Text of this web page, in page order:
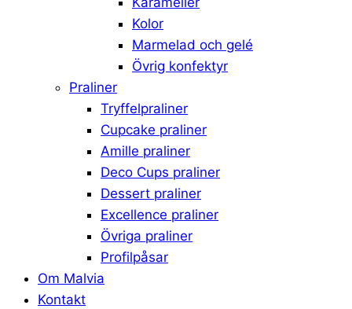
Kolor
Marmelad och gelé
Övrig konfektyr
Praliner
Tryffelpraliner
Cupcake praliner
Amille praliner
Deco Cups praliner
Dessert praliner
Excellence praliner
Övriga praliner
Profilpåsar
Om Malvia
Kontakt